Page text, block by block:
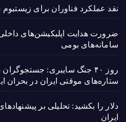
نقد عملکرد فناوران برای
ضرورت هدایت اپلیکیشن‌های
سامانه‌های بومی
روز ۴۰ جنگ سایبری:
ستاره‌های موقتی ایران در بحران
دلار را بکشید: تحلیلی بر
ایران